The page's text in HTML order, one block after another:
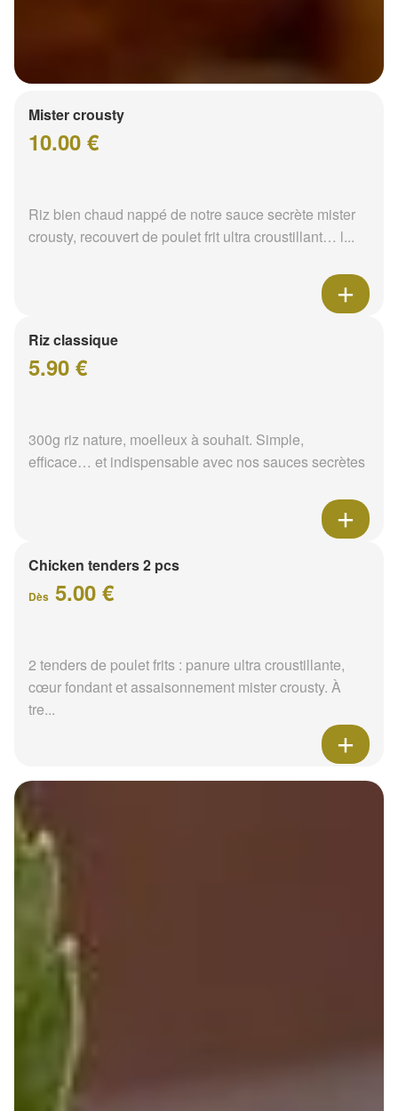
Mister crousty
10.00 €
Riz bien chaud nappé de notre sauce secrète mister
crousty, recouvert de poulet frit ultra croustillant… l...
Riz classique
5.90 €
300g riz nature, moelleux à souhait. Simple,
efficace… et indispensable avec nos sauces secrètes
Chicken tenders 2 pcs
Dès 5.00 €
2 tenders de poulet frits : panure ultra croustillante,
cœur fondant et assaisonnement mister crousty. À
tre...